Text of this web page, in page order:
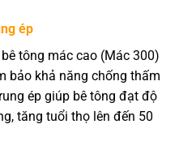
ép
tông mác cao (Mác 300)
bảo khả năng chống thấm
ép giúp bê tông đạt độ
tăng tuổi thọ lên đến 50